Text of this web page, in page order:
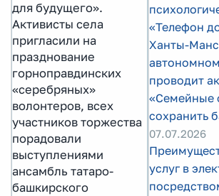
для будущего».
Активисты села
пригласили на
празднование
горноправдинских
«серебряных»
волонтеров, всех
участников торжества
порадовали
выступлениями
ансамбль татаро-
башкирского
«Телефон
Ханты-
проводит
«Семейные
сохранить
07.07.2026
услуг в